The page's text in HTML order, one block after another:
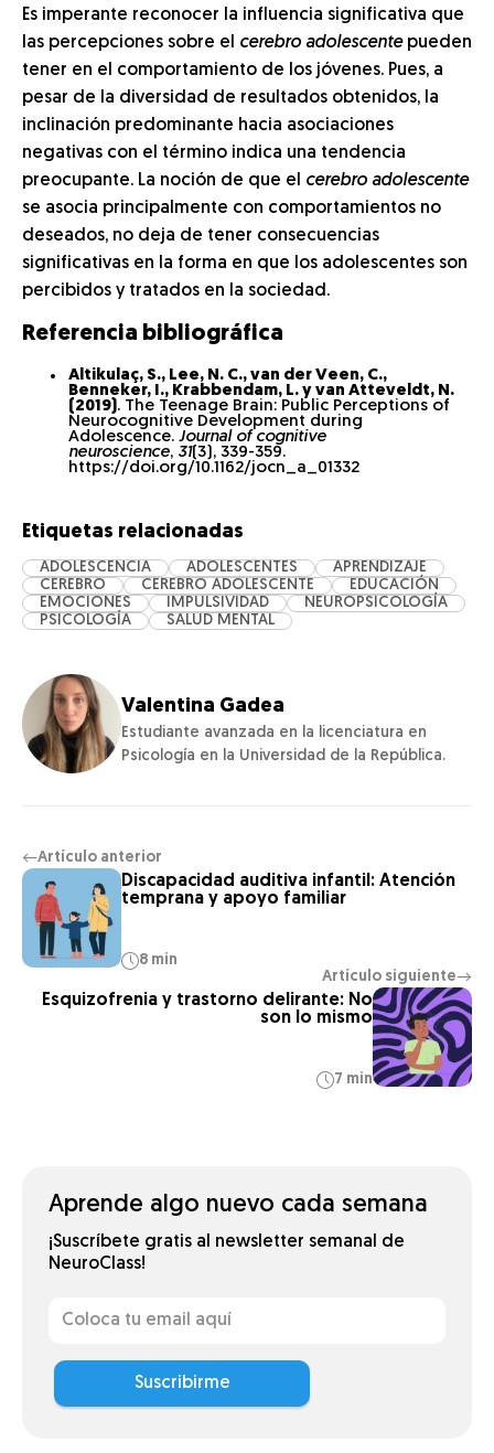
Es imperante reconocer la influencia significativa que
las percepciones sobre el cerebro adolescentepueden
tener en el comportamiento de los jóvenes. Pues, a
pesar de la diversidad de resultados obtenidos, la
inclinación predominante hacia asociaciones
negativas con el término indica una tendencia
preocupante. La noción de que el cerebro adolescente
se asocia principalmente con comportamientos no
deseados, no deja de tener consecuencias
significativas en la forma en que los adolescentes son
percibidos y tratados en la sociedad.
Referencia bibliográfica
Altikulaç, S., Lee, N. C., van der Veen, C.,
Benneker, I., Krabbendam, L. y van Atteveldt, N.
(2019). The Teenage Brain: Public Perceptions of
Neurocognitive Development during
Adolescence. Journal of cognitive
neuroscience, 31(3), 339-359.
https://doi.org/10.1162/jocn_a_01332
Etiquetas relacionadas
ADOLESCENCIA ADOLESCENTES
APRENDIZAJE
CEREBRO
CEREBRO ADOLESCENTE
EDUCACIÓN
EMOCIONES
IMPULSIVIDAD
NEUROPSICOLOGÍA
PSICOLOGÍA
SALUD MENTAL
Valentina Gadea
Estudiante avanzada en la licenciatura en
Psicología en la Universidad de la República.
←Artículo anterior
Discapacidad auditiva infantil: Atención
temprana y apoyo familiar
8 min
Artículo siguiente→
Esquizofrenia y trastorno delirante: No
son lo mismo
7 min
Aprende algo nuevo cada semana
¡Suscríbete gratis al newsletter semanal de
NeuroClass!
Suscribirme